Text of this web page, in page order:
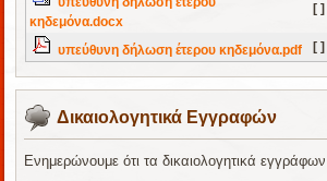
κηδεμόνα.docx
[ ]
υπεύθυνη δήλωση έτερου κηδεμόνα.pdf [ ]
Δικαιολογητικά Εγγραφών
Ενημερώνουμε ότι τα δικαιολογητικά εγγράφων